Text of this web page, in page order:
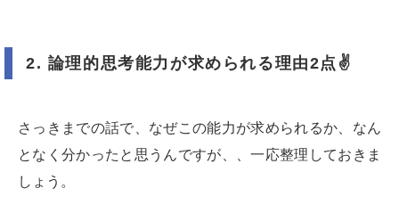
2. 論理的思考能力が求められる理由2点 ✌️
さっきまでの話で、なぜこの能力が求められるか、なん
となく分かったと思うんですが、、一応整理しておきま
しょう。